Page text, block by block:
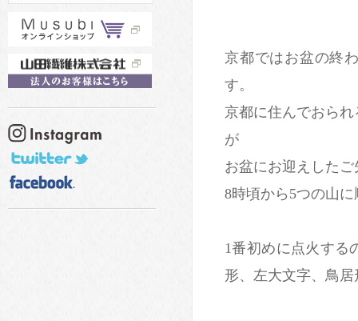
京都ではお盆の終
す。
京都に住んでおら
が
お盆にお迎えした
8時頃から5つの山
1番初めに点火する
形、左大文字、鳥